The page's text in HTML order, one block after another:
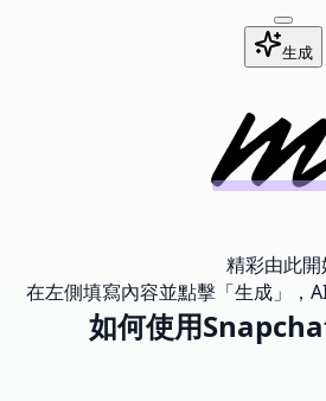
生成
精彩由此開
在左側填寫內容並點擊「生成」，
如何使用